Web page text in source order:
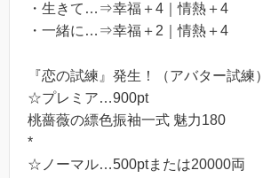
・ 生きて… ⇒幸福＋4｜情熱＋4
・一緒に…⇒幸福＋2｜情熱＋4
『恋の試練』発生！（アバター試練）
☆プレミア…900pt
桃薔薇の縹色振袖一式 魅力180
*
☆ノーマル…500ptまたは20000両